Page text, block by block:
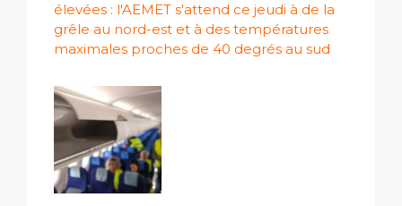
élevées : l'AEMET s'attend ce jeudi à de la
grêle au nord-est et à des températures
maximales proches de 40 degrés au sud